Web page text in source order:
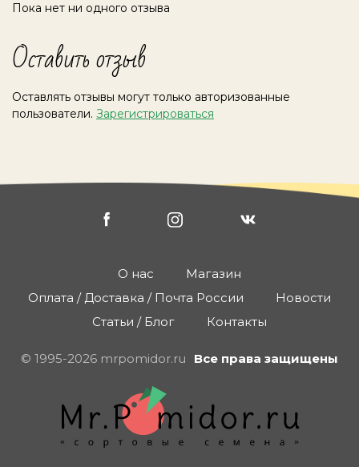
Пока нет ни одного отзыва
Оставить отзыв
Оставлять отзывы могут только авторизованные
пользователи. Зарегистрироваться
О нас
Магазин
Оплата / Доставка / Почта России
Новости
Статьи / Блог
Контакты
© 1995-2026 mrpomidor.ru Все права защищены